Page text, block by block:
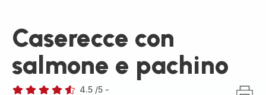
Caserecce con
salmone e pachino
4.5 /5 -